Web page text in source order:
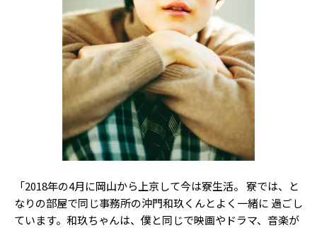
Follow us
ST member
新規会員登録・ログイン
「2018年の4月に岡山から上京して今は寮生活。 寮では、と
なりの部屋で同じ事務所の沖門和玖くんとよく一緒に 過ごし
ています。和玖ちゃんは、僕と同じで映画やドラマ、音楽が